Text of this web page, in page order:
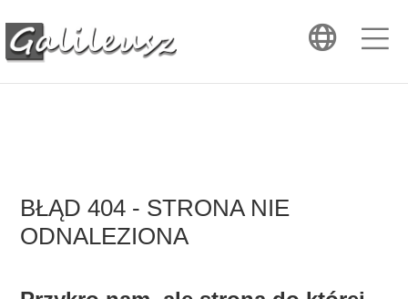
BŁĄD 404 - STRONA NIE
ODNALEZIONA